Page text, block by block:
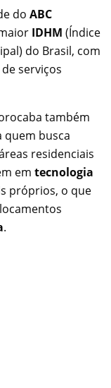
do ABC
IDHM (Índice
do Brasil, com
serviços
também
quem busca
residenciais
em tecnologia
próprios, o que
.